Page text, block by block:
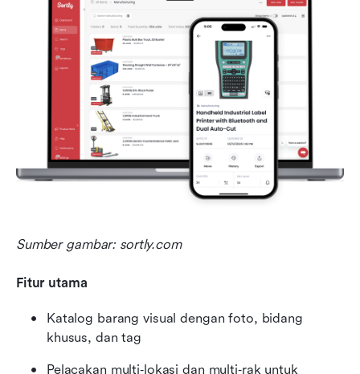
Sumber gambar: sortly.com
Fitur utama
Katalog barang visual dengan foto, bidang
khusus, dan tag
Pelacakan multi‑lokasi dan multi‑rak untuk